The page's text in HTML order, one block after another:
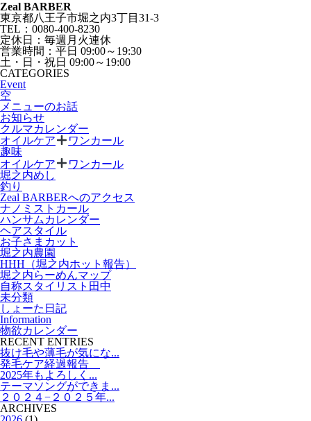
Zeal BARBER
東京都八王子市堀之内3丁目31-3
TEL：0080-400-8230
定休日：毎週月火連休
営業時間：平日 09:00～19:30
土・日・祝日 09:00～19:00
CATEGORIES
Event
空
メニューのお話
お知らせ
クルマカレンダー
オイルケア
ワンカール
趣味
オイルケア
ワンカール
堀之内めし
釣り
Zeal BARBERへのアクセス
ナノミストカール
ハンサムカレンダー
ヘアスタイル
お子さまカット
堀之内農園
HHH（堀之内ホット報告）
堀之内らーめんマップ
自称スタイリスト田中
未分類
しょーた日記
Information
物欲カレンダー
RECENT ENTRIES
抜け毛や薄毛が気にな...
発毛ケア経過報告
2025年もよろしく...
テーマソングができま...
２０２４−２０２５年...
ARCHIVES